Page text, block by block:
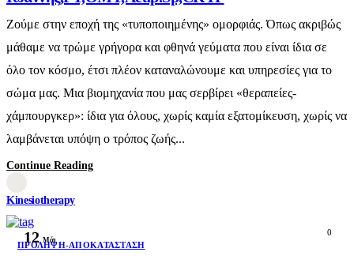
Ζούμε στην εποχή της «τυποποιημένης» ομορφιάς. Όπως ακριβώς
μάθαμε να τρώμε γρήγορα και φθηνά γεύματα που είναι ίδια σε
όλο τον κόσμο, έτσι πλέον καταναλώνουμε και υπηρεσίες για το
σώμα μας. Μια βιομηχανία που μας σερβίρει «θεραπείες-
χάμπουργκερ»: ίδια για όλους, χωρίς καμία εξατομίκευση, χωρίς να
λαμβάνεται υπόψη ο τρόπος ζωής...
Continue Reading
Kinesiotherapy
12 Μάι
0
ΠΡΌΛΗΨΗ-ΑΠΟΚΑΤΆΣΤΑΣΗ